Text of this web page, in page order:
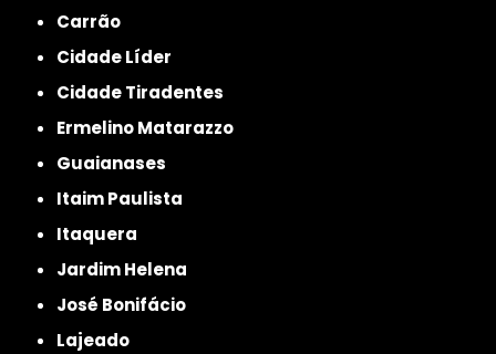
Carrão
Cidade Líder
Cidade Tiradentes
Ermelino Matarazzo
Guaianases
Itaim Paulista
Itaquera
Jardim Helena
José Bonifácio
Lajeado